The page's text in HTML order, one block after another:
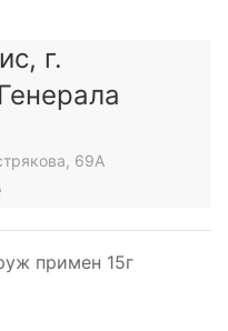
г.
69А
примен 15г